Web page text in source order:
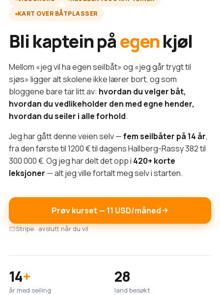
KART OVER BÅTPLASSER
Bli kaptein påegenkjøl
Mellom «jeg vil ha egen seilbåt» og «jeg går trygt til
sjøs» ligger alt skolene ikke lærer bort, og som
bloggene bare tar litt av: hvordan du velger båt,
hvordan du vedlikeholder den med egne hender,
hvordan du seiler i alle forhold.
Jeg har gått denne veien selv —fem seilbåter på 14 år,
fra den første til 1200 € til dagens Hallberg-Rassy 382 til
300 000 €. Og jeg har delt det opp i 420+ korte
leksjoner — alt jeg ville fortalt meg selv i starten.
Prøv kurset — 11 USD/måned
Stripe · avslutt når du vil
14+
år med seiling
28
land besøkt